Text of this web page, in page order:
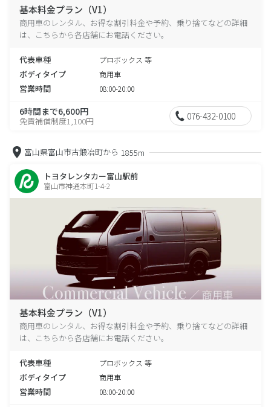
基本料金プラン（V1）
商用車のレンタル、お得な割引料金や予約、乗り捨てなどの詳細
は、こちらから各店舗にお電話ください。
代表車種 プロボックス 等
ボディタイプ 商用車
営業時間 08:00-20:00
6時間まで6,600円
免責補償制度1,100円 076-432-0100
富山県富山市古鍛冶町から 1855m
トヨタレンタカー富山駅前
富山市神通本町1-4-2
基本料金プラン（V1）
商用車のレンタル、お得な割引料金や予約、乗り捨てなどの詳細
は、こちらから各店舗にお電話ください。
代表車種 プロボックス 等
ボディタイプ 商用車
営業時間 08:00-20:00